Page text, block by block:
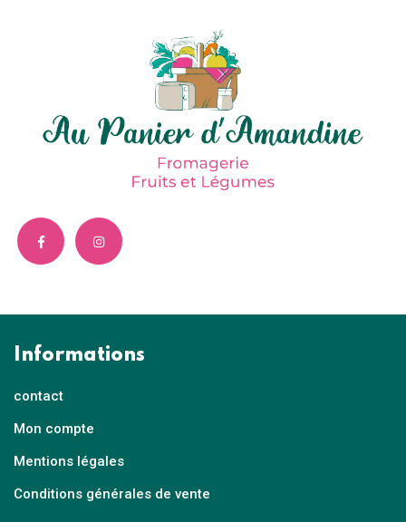
Informations
contact
Mon compte
Mentions légales
Conditions générales de vente